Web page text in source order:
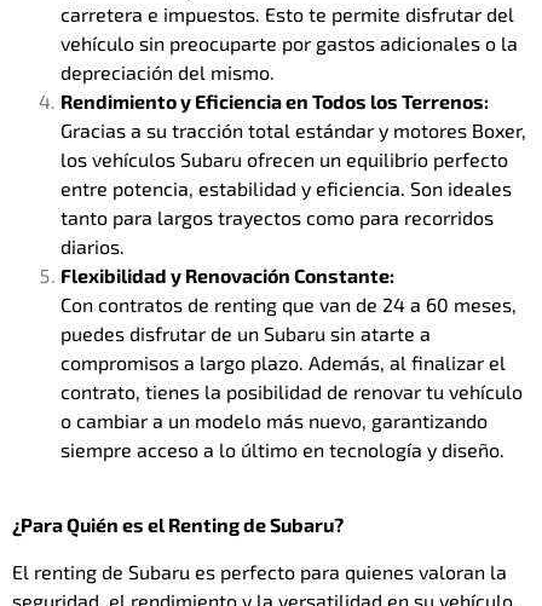
carretera e impuestos. Esto te permite disfrutar del
vehículo sin preocuparte por gastos adicionales o la
depreciación del mismo.
Rendimiento y Eficiencia en Todos los Terrenos:
Gracias a su tracción total estándar y motores Boxer,
los vehículos Subaru ofrecen un equilibrio perfecto
entre potencia, estabilidad y eficiencia. Son ideales
tanto para largos trayectos como para recorridos
diarios.
Flexibilidad y Renovación Constante:
Con contratos de renting que van de 24 a 60 meses,
puedes disfrutar de un Subaru sin atarte a
compromisos a largo plazo. Además, al finalizar el
contrato, tienes la posibilidad de renovar tu vehículo
o cambiar a un modelo más nuevo, garantizando
siempre acceso a lo último en tecnología y diseño.
¿Para Quién es el Renting de Subaru?
El renting de Subaru es perfecto para quienes valoran la
seguridad, el rendimiento y la versatilidad en su vehículo.